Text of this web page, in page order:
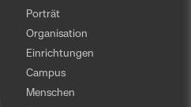
Porträt
Organisation
Einrichtungen
Campus
Menschen